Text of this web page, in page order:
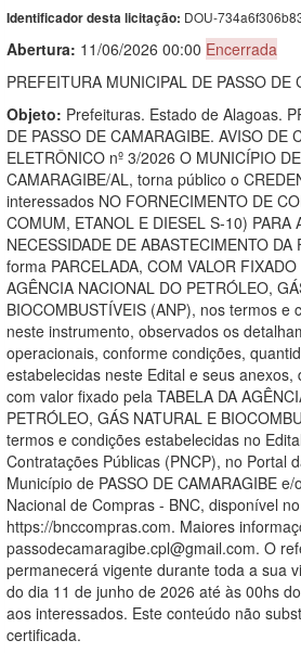
Identificador desta licitação: DOU-
Abertura: 11/06/2026 00:00 Encerrada
PREFEITURA MUNICIPAL DE PASSO DE
Objeto: Prefeituras. Estado de Alagoas.
DE PASSO DE CAMARAGIBE. AVISO DE
ELETRÔNICO nº 3/2026 O MUNICÍPIO
CAMARAGIBE/AL, torna público o
interessados NO FORNECIMENTO DE
COMUM, ETANOL E DIESEL S-10) PARA
NECESSIDADE DE ABASTECIMENTO
forma PARCELADA, COM VALOR
AGÊNCIA NACIONAL DO PETRÓLEO,
BIOCOMBUSTÍVEIS (ANP), nos termos e
neste instrumento, observados os
operacionais, conforme condições,
estabelecidas neste Edital e seus anexos,
com valor fixado pela TABELA DA
PETRÓLEO, GÁS NATURAL E
termos e condições estabelecidas no
Contratações Públicas (PNCP), no Portal
Município de PASSO DE CAMARAGIBE
Nacional de Compras - BNC, disponível
https://bnccompras.com. Maiores
passodecamaragibe.cpl@gmail.com. O
permanecerá vigente durante toda a sua
do dia 11 de junho de 2026 até às 00hs
aos interessados. Este conteúdo não
certificada.